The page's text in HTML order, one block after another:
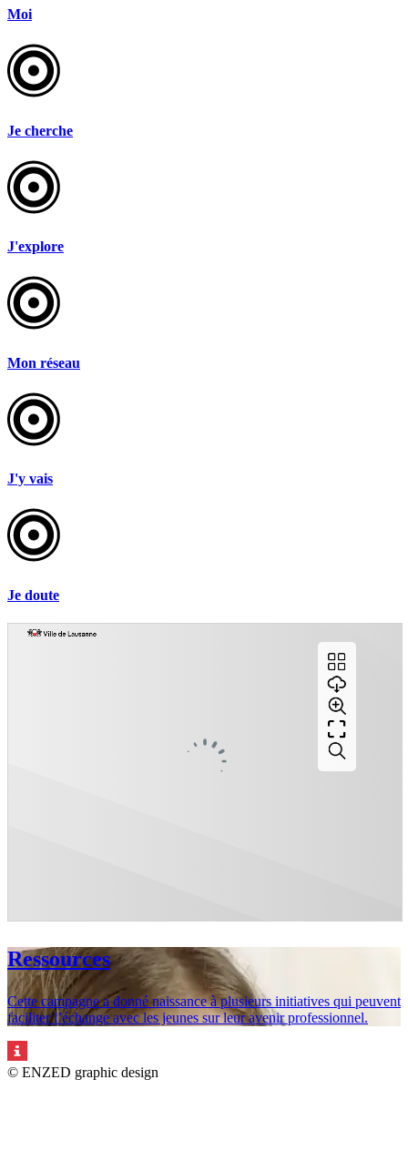
Moi
Je cherche
J'explore
Mon réseau
J'y vais
Je doute
Ressources
Cette campagne a donné naissance à plusieurs initiatives qui peuvent
faciliter l’échange avec les jeunes sur leur avenir professionnel.
© ENZED graphic design